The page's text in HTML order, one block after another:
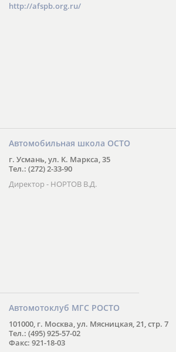
http://afspb.org.ru/
Автомобильная школа ОСТО
г. Усмань, ул. К. Маркса, 35
Тел.: (272) 2-33-90
Директор - НОРТОВ В.Д.
Автомотоклуб МГС РОСТО
101000, г. Москва, ул. Мясницкая, 21, стр. 7
Тел.: (495) 925-57-02
Факс: 921-18-03